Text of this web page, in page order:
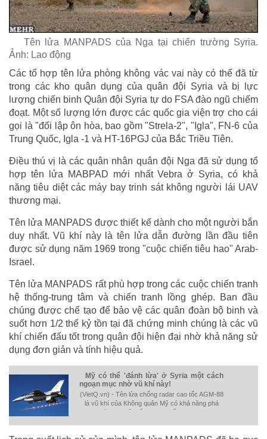
Tên lửa MANPADS của Nga tại chiến trường Syria.
Ảnh: Lao động
Các tổ hợp tên lửa phòng không vác vai này có thể đã từ
trong các kho quân dụng của quân đội Syria và bị lực
lượng chiến binh Quân đội Syria tự do FSA đào ngũ chiếm
đoạt. Một số lượng lớn được các quốc gia viện trợ cho cái
gọi là "đối lập ôn hòa, bao gồm "Strela-2", "Igla", FN-6 của
Trung Quốc, Igla -1 và HT-16PGJ của Bắc Triều Tiên.
Điều thú vị là các quân nhân quân đội Nga đã sử dụng tổ
hợp tên lửa MABPAD mới nhất Vebra ở Syria, có khả
năng tiêu diệt các máy bay trinh sát không người lái UAV
thương mại.
Tên lửa MANPADS được thiết kế dành cho một người bắn
duy nhất. Vũ khí này là tên lửa dẫn đường lần đầu tiên
được sử dụng năm 1969 trong "cuộc chiến tiêu hao" Arab-
Israel.
Tên lửa MANPADS rất phù hợp trong các cuộc chiến tranh
hệ thống-trung tâm và chiến tranh lồng ghép. Ban đầu
chúng được chế tạo để bảo vệ các quân đoàn bộ binh và
suốt hơn 1/2 thế kỷ tồn tại đã chứng minh chúng là các vũ
khí chiến đấu tốt trong quân đội hiện đại nhờ khả năng sử
dụng đơn giản và tính hiệu quả.
Mỹ có thể 'đánh lừa' ở Syria một cách
ngoạn mục nhờ vũ khí này!
(VietQ.vn) - Tên lửa chống radar cao tốc AGM-88
là vũ khí của Không quân Mỹ có khả năng phá